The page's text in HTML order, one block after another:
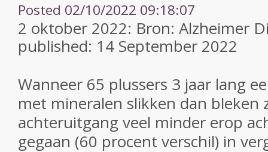
Posted 02/10/2022 09:18:07
2 oktober 2022: Bron: Alzheimer
published: 14 September 2022
Wanneer 65 plussers 3 jaar lang
met mineralen slikken dan bleken
achteruitgang veel minder erop
gegaan (60 procent verschil) in